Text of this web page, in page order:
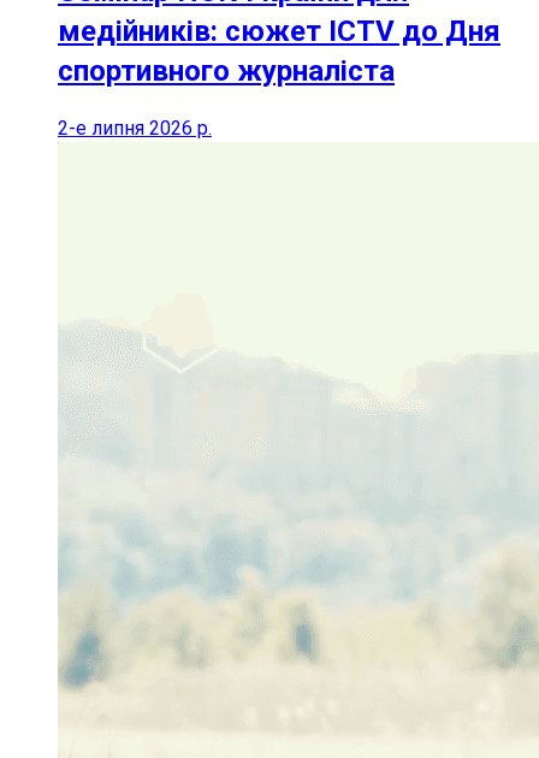
медійників: сюжет ICTV до Дня
спортивного журналіста
2-е липня 2026 р.